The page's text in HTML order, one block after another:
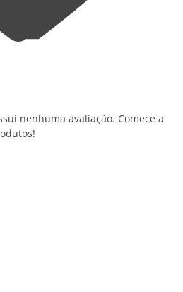
nenhuma avaliação. Comece a